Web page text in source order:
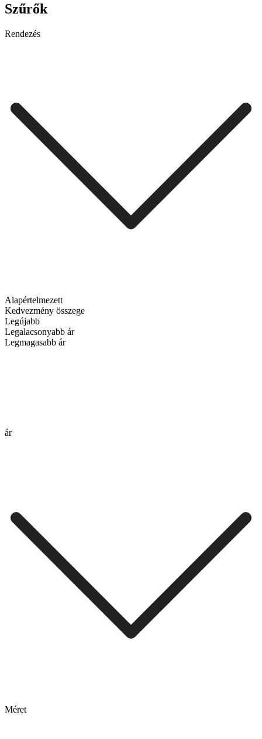
Szűrők
Rendezés
Alapértelmezett
Kedvezmény összege
Legújabb
Legalacsonyabb ár
Legmagasabb ár
ár
Méret